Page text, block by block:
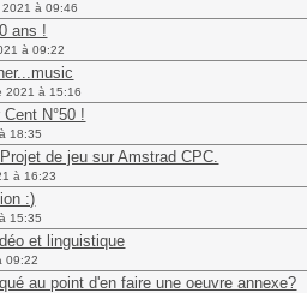
2021 à 09:46
ans !
à 09:22
2021 à 15:16
N°50 !
18:35
de jeu sur Amstrad CPC.
à 16:23
:)
15:35
et linguistique
09:22
au point d'en faire une oeuvre annexe?